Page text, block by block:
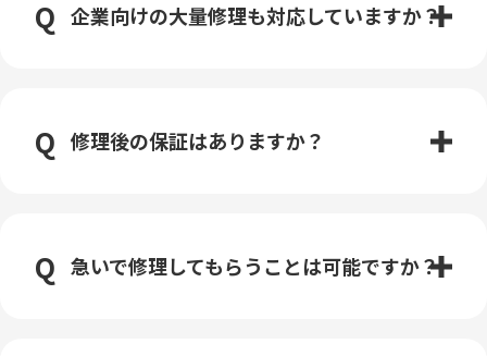
企業向けの大量修理も対応していますか？
修理後の保証はありますか？
急いで修理してもらうことは可能ですか？